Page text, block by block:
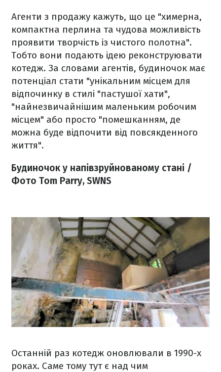
Агенти з продажу кажуть, що це "химерна,
компактна перлина та чудова можливість
проявити творчість із чистого полотна".
Тобто вони подають ідею реконструювати
котедж. За словами агентів, будиночок має
потенціал стати "унікальним місцем для
відпочинку в стилі "пастушої хати",
"найнезвичайнішим маленьким робочим
місцем" або просто "помешканням, де
можна буде відпочити від повсякденного
життя".
Будиночок у напівзруйнованому стані /
Фото Tom Parry, SWNS
Останній раз котедж оновлювали в 1990-х
роках. Саме тому тут є над чим